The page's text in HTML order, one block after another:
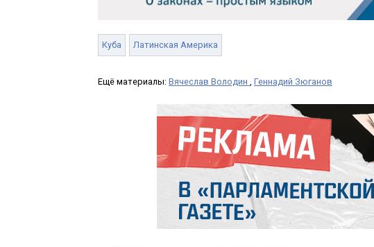
Куба Латинская Америка
Ещё материалы: Вячеслав Володин , Геннадий Зюганов